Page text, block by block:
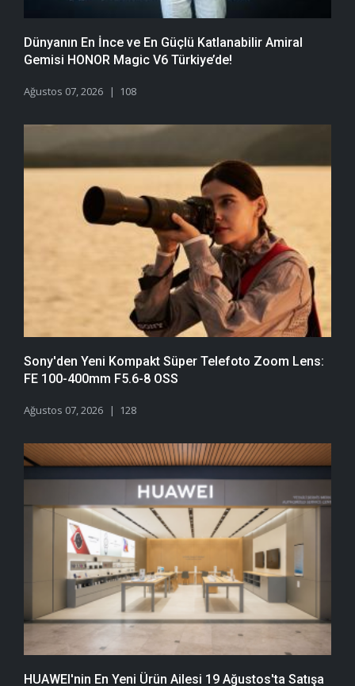
Dünyanın En İnce ve En Güçlü Katlanabilir Amiral
Gemisi HONOR Magic V6 Türkiye’de!
Ağustos 07, 2026 108
Sony'den Yeni Kompakt Süper Telefoto Zoom Lens:
FE 100-400mm F5.6-8 OSS
Ağustos 07, 2026 128
HUAWEI'nin En Yeni Ürün Ailesi 19 Ağustos'ta Satışa